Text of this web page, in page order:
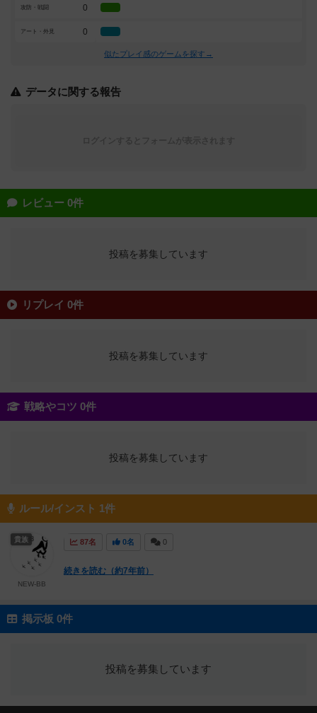
攻防・戦闘 0
アート・外見 0
似たプレイ感のゲームを探す→
データに関する報告
レビュー 0件
投稿を募集しています
リプレイ 0件
投稿を募集しています
戦略やコツ 0件
投稿を募集しています
ルール/インスト 1件
87名 0名 0
続きを読む（約7年前）
貴族
NEW-BB
掲示板 0件
投稿を募集しています